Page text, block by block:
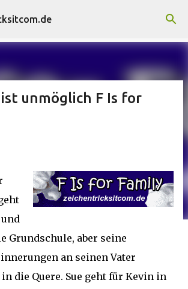
Direkt zum Hauptbereich
unmöglich F Is for
Grundschule, aber seine
an seinen Vater
die Quere. Sue geht für Kevin in